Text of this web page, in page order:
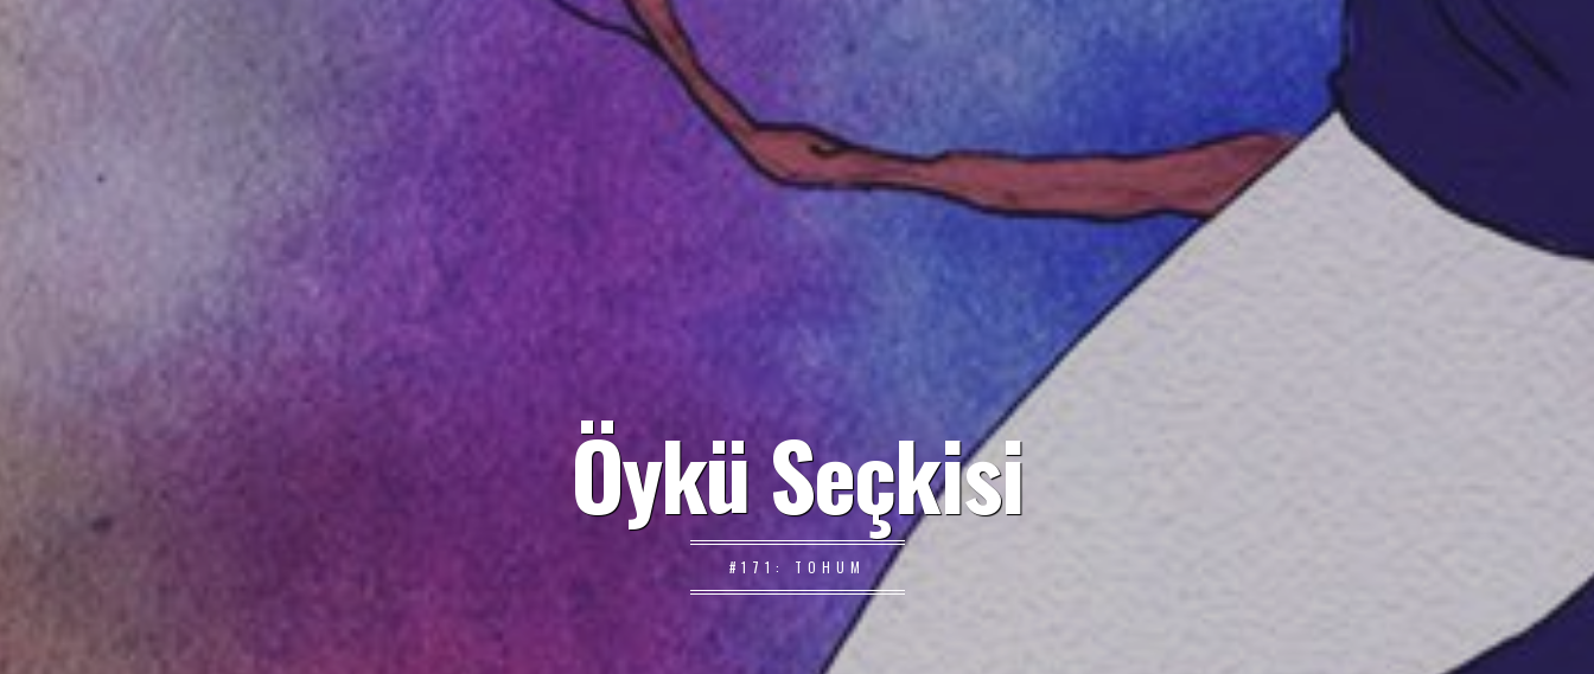
Öykü Seçkisi
#171: TOHUM